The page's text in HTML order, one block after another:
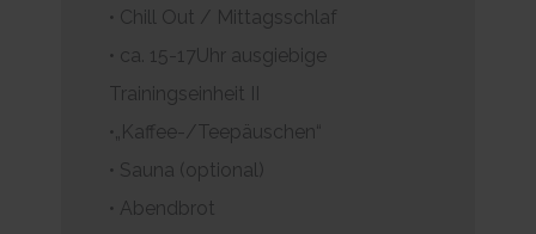
• Chill Out / Mittagsschlaf
• ca. 15-17Uhr ausgiebige
Trainingseinheit II
•„Kaffee-/Teepäuschen“
• Sauna (optional)
• Abendbrot